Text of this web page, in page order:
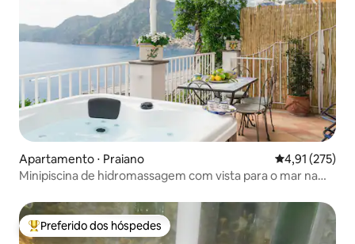
Apartamento ⋅ Praiano 4,91 de uma
4,91 (275)
Minipiscina de hidromassagem com vista para o mar na
Entre os melhores preferidos dos hóspedes
Preferido dos hóspedes